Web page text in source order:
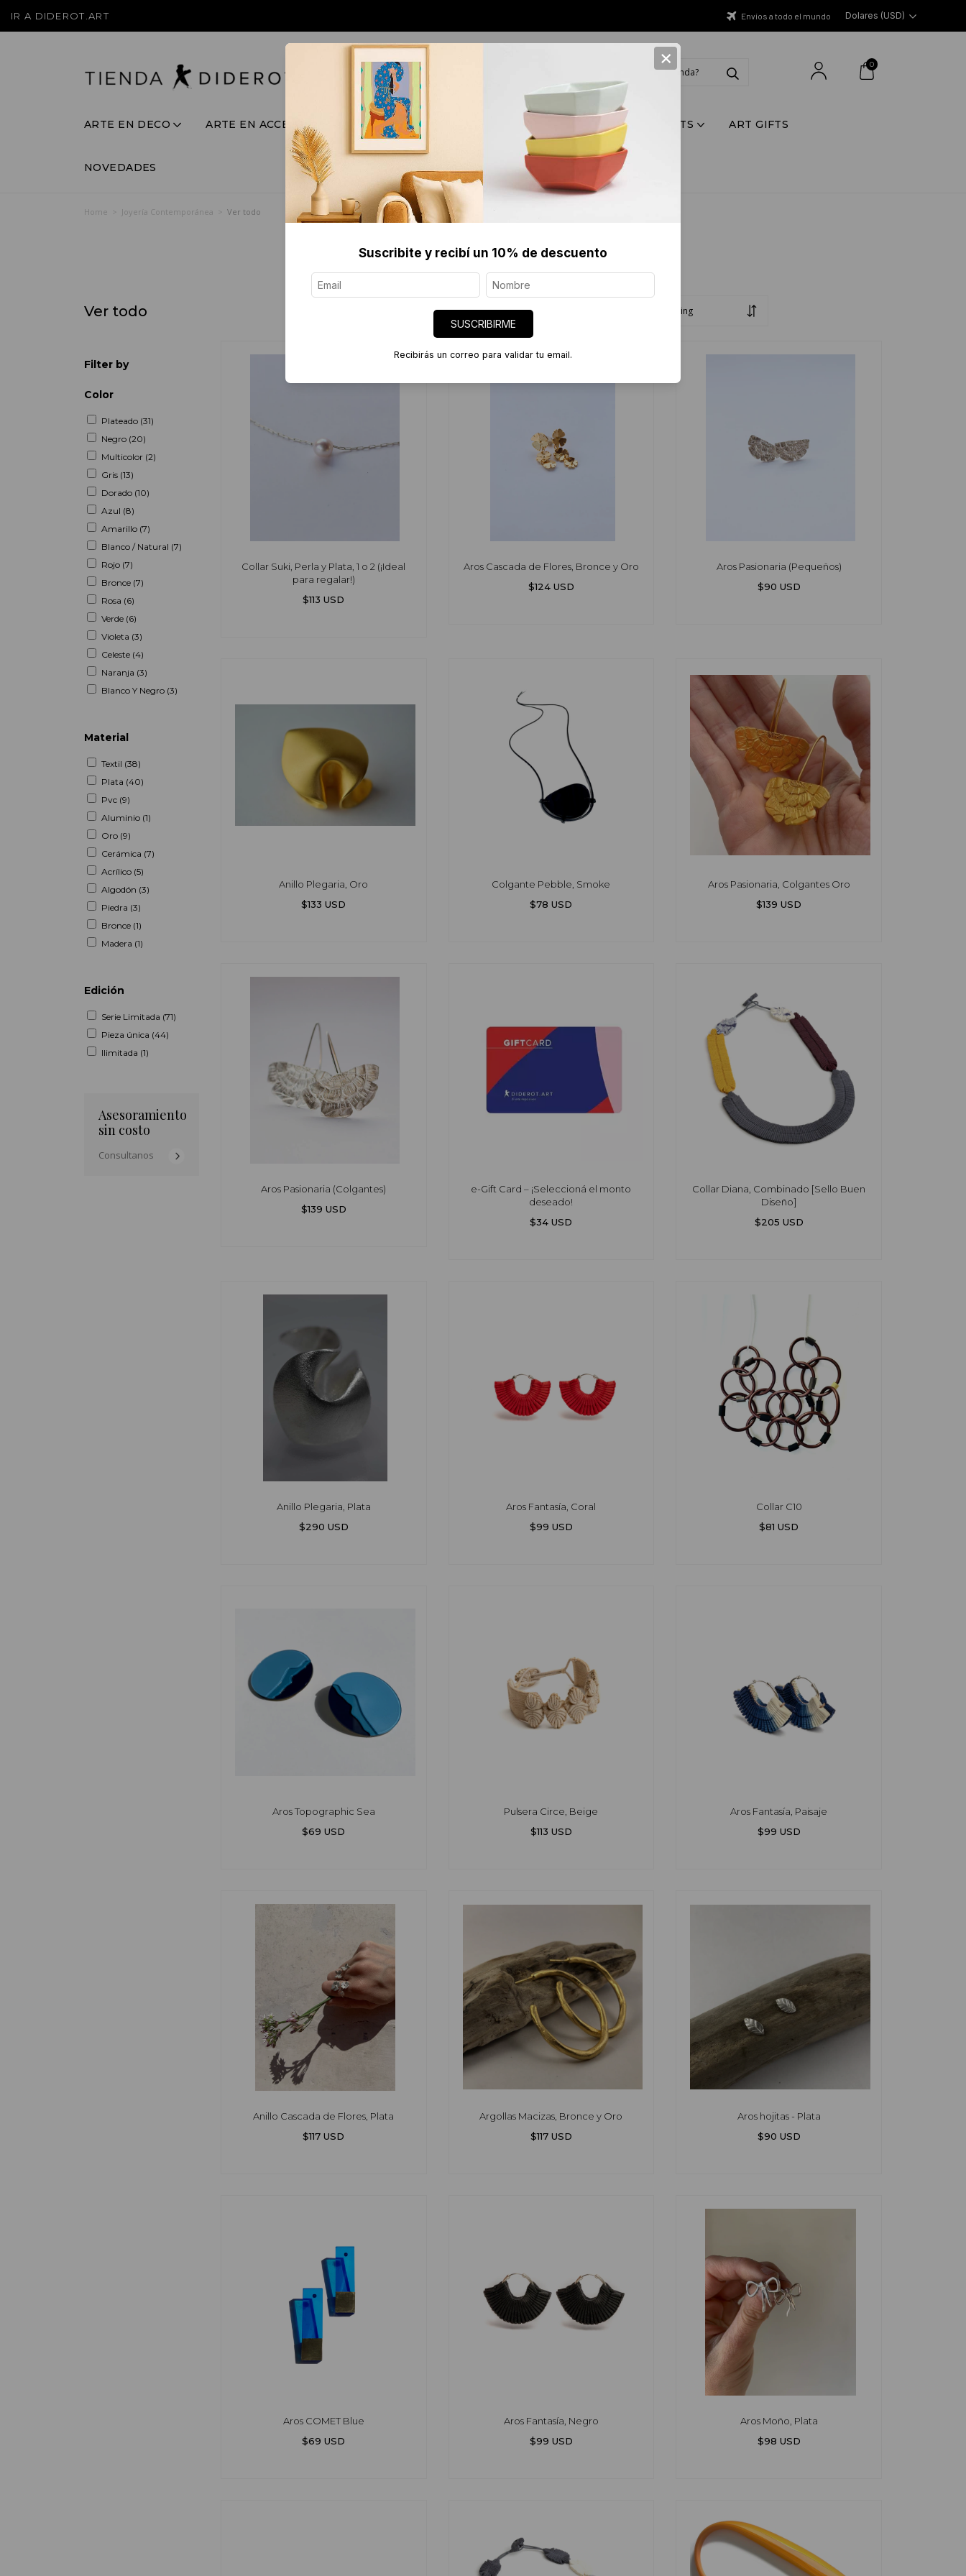
IR A DIDEROT.ART Envíos a todo el mundo Dolares (USD)
0
ARTE EN DECO ARTE EN ACCESORIOS JOYERÍA CONTEMPORÁNEA SERIGRAFÍAS Y PRINTS ART GIFTS
NOVEDADES
Home Joyería Contemporánea Ver todo
Descubrí objetos de arte creados por artistas y diseñadores
Ver todo
Filter by
Color
Plateado (31)
Negro (20)
Multicolor (2)
Gris (13)
Dorado (10)
Azul (8)
Amarillo (7)
Blanco / Natural (7)
Rojo (7)
Bronce (7)
Rosa (6)
Verde (6)
Violeta (3)
Celeste (4)
Naranja (3)
Blanco Y Negro (3)
Material
Textil (38)
Plata (40)
Pvc (9)
Aluminio (1)
Oro (9)
Cerámica (7)
Acrílico (5)
Algodón (3)
Piedra (3)
Bronce (1)
Madera (1)
Edición
Serie Limitada (71)
Pieza única (44)
Ilimitada (1)
Asesoramiento
sin costo
Consultanos
Collar Suki, Perla y Plata, 1 o 2 (¡Ideal
para regalar!)
$113 USD
Aros Cascada de Flores, Bronce y Oro
$124 USD
Aros Pasionaria (Pequeños)
$90 USD
Anillo Plegaria, Oro
$133 USD
Colgante Pebble, Smoke
$78 USD
Aros Pasionaria, Colgantes Oro
$139 USD
Aros Pasionaria (Colgantes)
$139 USD
e-Gift Card – ¡Seleccioná el monto
deseado!
$34 USD
Collar Diana, Combinado [Sello Buen
Diseño]
$205 USD
Anillo Plegaria, Plata
$290 USD
Aros Fantasía, Coral
$99 USD
Collar C10
$81 USD
Aros Topographic Sea
$69 USD
Pulsera Circe, Beige
$113 USD
Aros Fantasía, Paisaje
$99 USD
Anillo Cascada de Flores, Plata
$117 USD
Argollas Macizas, Bronce y Oro
$117 USD
Aros hojitas - Plata
$90 USD
Aros COMET Blue
$69 USD
Aros Fantasía, Negro
$99 USD
Aros Moño, Plata
$98 USD
×
Suscribite y recibí un 10% de descuento
SUSCRIBIRME
Recibirás un correo para validar tu email.